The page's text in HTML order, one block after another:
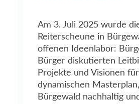
Am 3. Juli 2025 wurde
Reiterscheune in
offenen Ideenlabor:
Bürger diskutierten
Projekte und Visionen
dynamischen
Bürgewald nachhaltig